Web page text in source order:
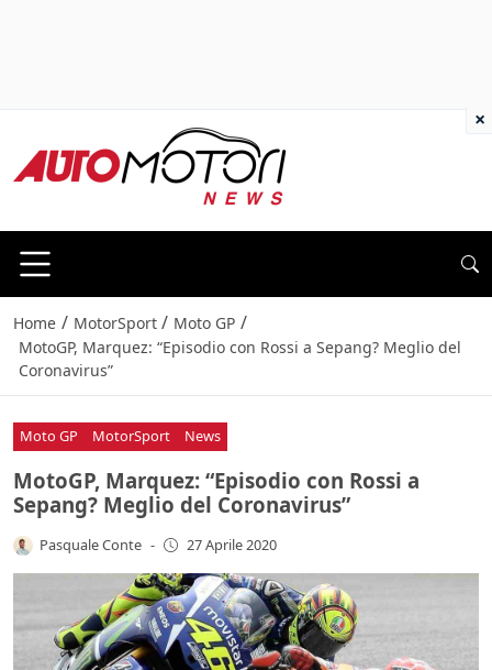
Home / MotorSport / Moto GP /
MotoGP, Marquez: “Episodio con Rossi a Sepang? Meglio del
Coronavirus”
Moto GP MotorSport News
MotoGP, Marquez: “Episodio con Rossi a
Sepang? Meglio del Coronavirus”
Pasquale Conte - 27 Aprile 2020
×